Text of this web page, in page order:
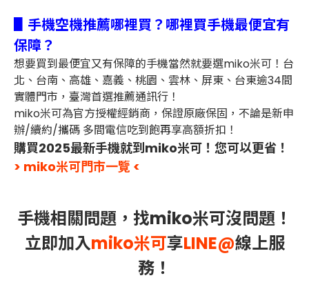
▋手機空機推薦哪裡買？哪裡買手機最便宜有
保障？
想要買到最便宜又有保障的手機當然就要選miko米可！台
北、台南、高雄、嘉義、桃園、雲林、屏東、台東逾34間
實體門市，臺灣首選推薦通訊行！
miko米可為官方授權經銷商，保證原廠保固，不論是新申
辦/續約/攜碼 多間電信吃到飽再享高額折扣！
購買2025最新手機就到miko米可！您可以更省！
> miko米可門市一覽 <
手機相關問題，找miko米可沒問題！
立即加入miko米可享LINE@線上服
務！